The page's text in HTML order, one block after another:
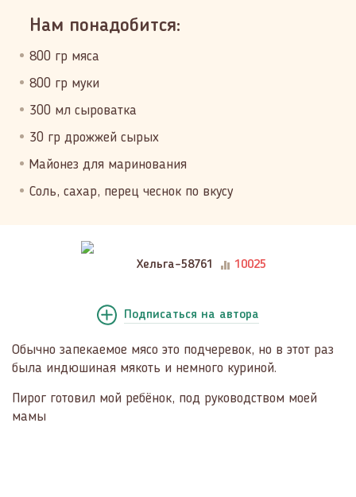
Нам понадобится:
800 гр мяса
800 гр муки
300 мл сыроватка
30 гр дрожжей сырых
Майонез для маринования
Соль, сахар, перец чеснок по вкусу
Хельга-58761 10025
Подписаться на автора
Обычно запекаемое мясо это подчеревок, но в этот раз
была индюшиная мякоть и немного куриной.
Пирог готовил мой ребёнок, под руководством моей
мамы